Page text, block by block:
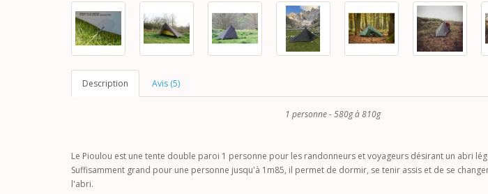
Description Avis (5)
1 personne - 580g à 810g
Le Pioulou est une tente double paroi 1 personne pour les randonneurs et voyageurs désirant un abri
Suffisamment grand pour une personne jusqu'à 1m85, il permet de dormir, se tenir assis et de se
l'abri.